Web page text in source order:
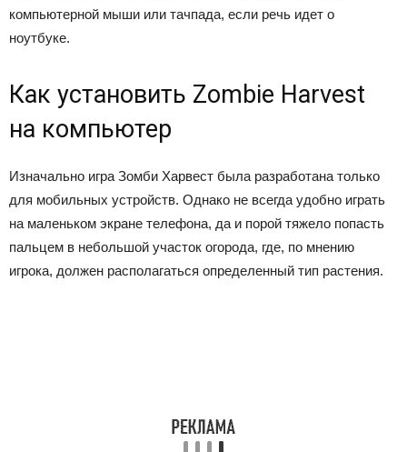
компьютерной мыши или тачпада, если речь идет о
ноутбуке.
Как установить Zombie Harvest
на компьютер
Изначально игра Зомби Харвест была разработана только
для мобильных устройств. Однако не всегда удобно играть
на маленьком экране телефона, да и порой тяжело попасть
пальцем в небольшой участок огорода, где, по мнению
игрока, должен располагаться определенный тип растения.